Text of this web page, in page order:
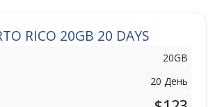
RICO 20GB 20 DAYS
20GB
20 День